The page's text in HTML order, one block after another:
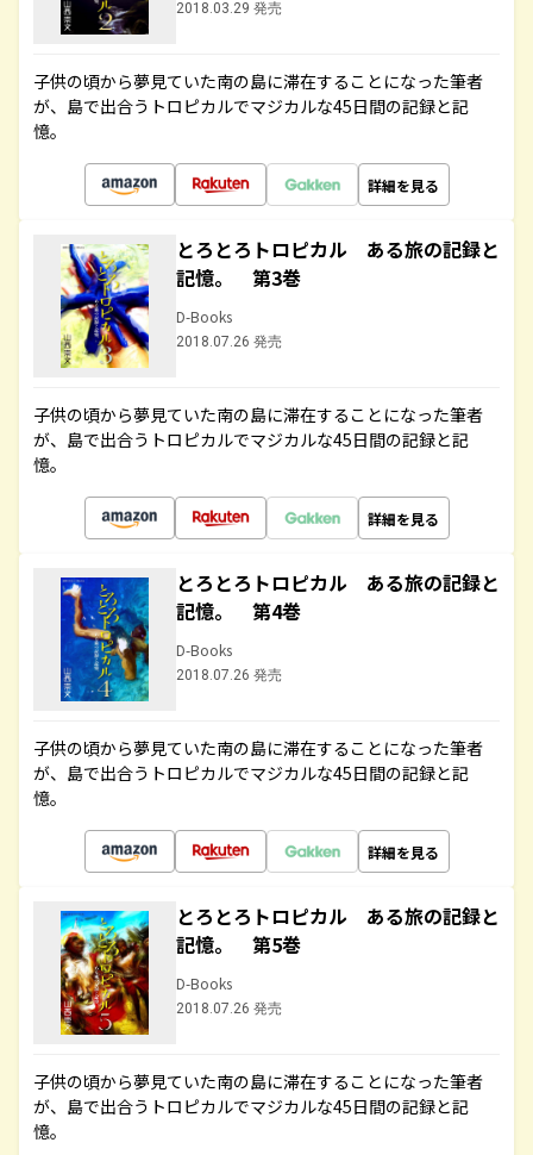
2018.03.29 発売
子供の頃から夢見ていた南の島に滞在することになった筆者
が、島で出合うトロピカルでマジカルな45日間の記録と記
憶。
詳細を見る
とろとろトロピカル ある旅の記録と
記憶。 第3巻
D-Books
2018.07.26 発売
子供の頃から夢見ていた南の島に滞在することになった筆者
が、島で出合うトロピカルでマジカルな45日間の記録と記
憶。
詳細を見る
とろとろトロピカル ある旅の記録と
記憶。 第4巻
D-Books
2018.07.26 発売
子供の頃から夢見ていた南の島に滞在することになった筆者
が、島で出合うトロピカルでマジカルな45日間の記録と記
憶。
詳細を見る
とろとろトロピカル ある旅の記録と
記憶。 第5巻
D-Books
2018.07.26 発売
子供の頃から夢見ていた南の島に滞在することになった筆者
が、島で出合うトロピカルでマジカルな45日間の記録と記
憶。